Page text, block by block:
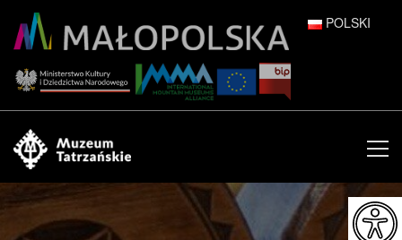
POLSKI
ENGLISH
ESPAÑOL
FRANÇAIS